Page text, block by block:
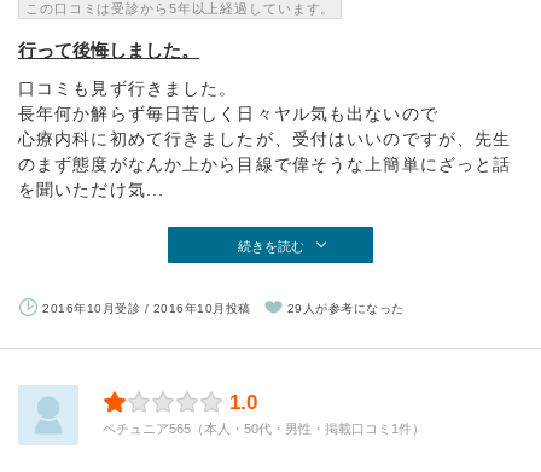
この口コミは受診から5年以上経過しています。
行って後悔しました。
口コミも見ず行きました。
長年何か解らず毎日苦しく日々ヤル気も出ないので
心療内科に初めて行きましたが、受付はいいのですが、先生
のまず態度がなんか上から目線で偉そうな上簡単にざっと話
を聞いただけ気...
続きを読む
2016年10月受診 / 2016年10月投稿 29人が参考になった
1.0
ペチュニア565（本人・50代・男性・掲載口コミ1件）